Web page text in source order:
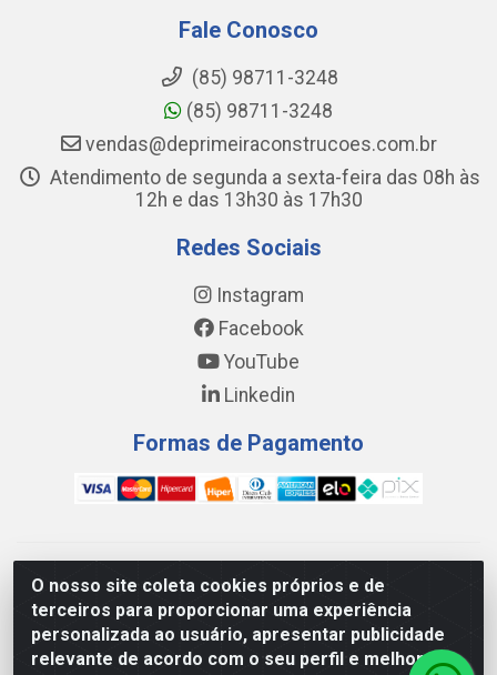
O nosso site coleta cookies próprios e de
terceiros para proporcionar uma experiência
personalizada ao usuário, apresentar publicidade
relevante de acordo com o seu perfil e melhorar a
Fale Conosco
(85) 98711-3248
(85) 98711-3248
vendas@deprimeiraconstrucoes.com.br
Atendimento de segunda a sexta-feira das 08h às
12h e das 13h30 às 17h30
Redes Sociais
Instagram
Facebook
YouTube
Linkedin
Formas de Pagamento
WING DISTRIBUIDORA COMÉRCIO E LOGÍSTICA DE MATERIAL
DE CONSTRUÇÕES LTDA - AV. DA INTEGRAÇÃO, 790 -
PATRÍCIA GOMES, CAUCAIA/CE - CEP 61.604-505 - CNPJ
17.523.384/0001-20